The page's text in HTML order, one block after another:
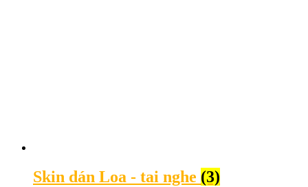
Skin dán Loa - tai nghe (3)